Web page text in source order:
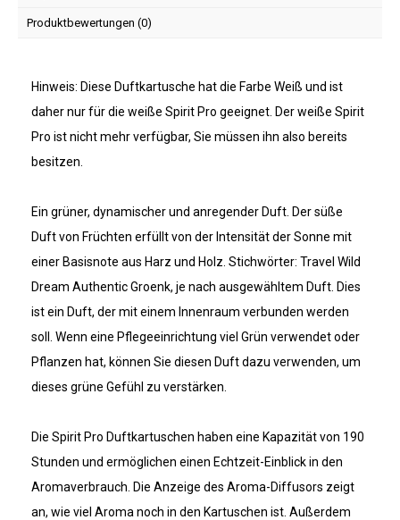
Produktbewertungen (0)
Hinweis: Diese Duftkartusche hat die Farbe Weiß und ist
daher nur für die weiße Spirit Pro geeignet. Der weiße Spirit
Pro ist nicht mehr verfügbar, Sie müssen ihn also bereits
besitzen.
Ein grüner, dynamischer und anregender Duft. Der süße
Duft von Früchten erfüllt von der Intensität der Sonne mit
einer Basisnote aus Harz und Holz. Stichwörter: Travel Wild
Dream Authentic Groenk, je nach ausgewähltem Duft. Dies
ist ein Duft, der mit einem Innenraum verbunden werden
soll. Wenn eine Pflegeeinrichtung viel Grün verwendet oder
Pflanzen hat, können Sie diesen Duft dazu verwenden, um
dieses grüne Gefühl zu verstärken.
Die Spirit Pro Duftkartuschen haben eine Kapazität von 190
Stunden und ermöglichen einen Echtzeit-Einblick in den
Aromaverbrauch. Die Anzeige des Aroma-Diffusors zeigt
an, wie viel Aroma noch in den Kartuschen ist. Außerdem